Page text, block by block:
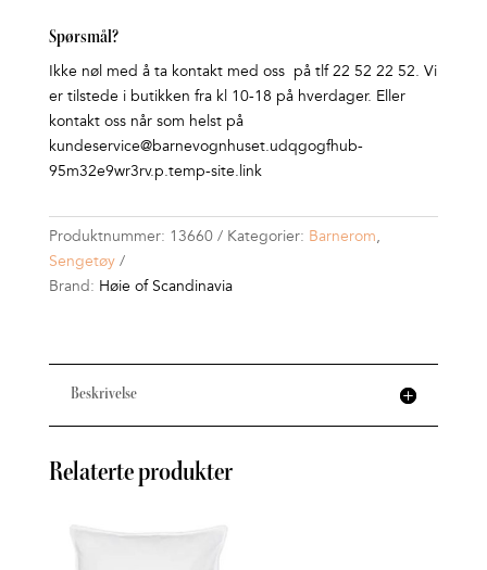
Spørsmål?
Ikke nøl med å ta kontakt med oss på tlf 22 52 22 52. Vi
er tilstede i butikken fra kl 10-18 på hverdager. Eller
kontakt oss når som helst på
kundeservice@barnevognhuset.udqgogfhub-
95m32e9wr3rv.p.temp-site.link
Produktnummer: 13660 Kategorier: Barnerom,
Sengetøy
Brand: Høie of Scandinavia
Beskrivelse
Relaterte produkter